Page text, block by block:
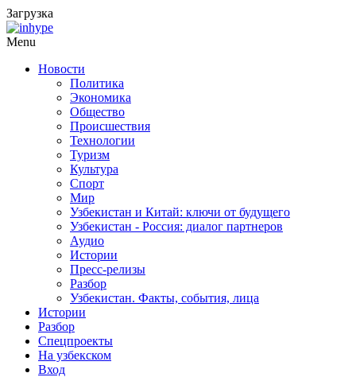
Загрузка
Menu
Новости
Политика
Экономика
Общество
Происшествия
Технологии
Туризм
Культура
Спорт
Мир
Узбекистан и Китай: ключи от будущего
Узбекистан - Россия: диалог партнеров
Аудио
Истории
Пресс-релизы
Разбор
Узбекистан. Факты, события, лица
Истории
Разбор
Спецпроекты
На узбекском
Вход